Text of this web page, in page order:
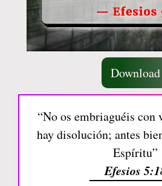
Download
“No os embriaguéis con
hay disolución; antes
Espíritu”
Efesios